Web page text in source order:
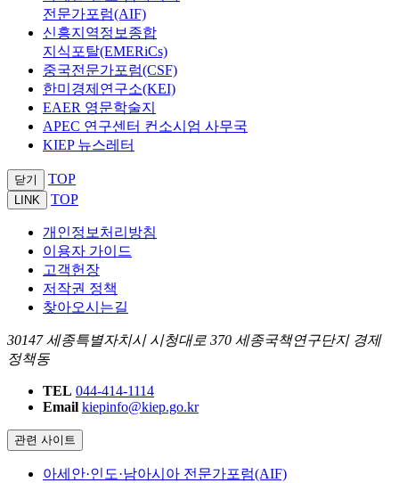
전문가포럼(AIF)
신흥지역정보종합
지식포탈(EMERiCs)
중국전문가포럼(CSF)
한미경제연구소(KEI)
EAER 영문학술지
APEC 연구센터 컨소시엄 사무국
KIEP 뉴스레터
닫기 TOP
LINK TOP
개인정보처리방침
이용자 가이드
고객헌장
저작권 정책
찾아오시는길
30147 세종특별자치시 시청대로 370 세종국책연구단지 경제
정책동
TEL 044-414-1114
Email kiepinfo@kiep.go.kr
관련 사이트
아세안·인도·남아시아 전문가포럼(AIF)